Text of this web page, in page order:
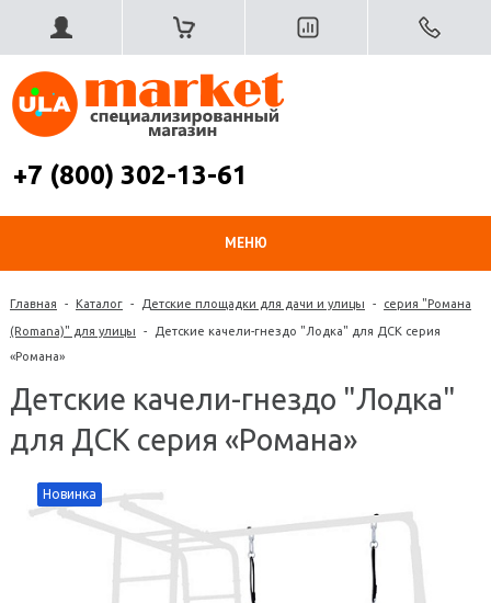
+7 (800) 302-13-61
МЕНЮ
Главная - Каталог - Детские площадки для дачи и улицы - серия "Романа
(Romana)" для улицы -
Детские качели-гнездо "Лодка" для ДСК серия
«Романа»
Детские качели-гнездо "Лодка"
для ДСК серия «Романа»
Новинка